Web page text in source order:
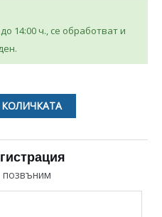
14:00 ч., се обработват и
позвъним